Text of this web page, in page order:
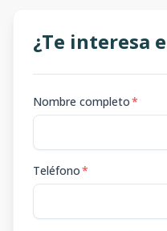
¿Te interesa
Nombre completo*
Teléfono*